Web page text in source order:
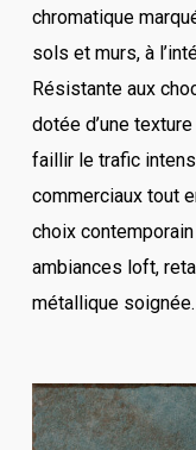
chromatique
sols et murs, à
Résistante aux
dotée d’une
faillir le trafic
commerciaux tout
choix
ambiances loft,
métallique soignée.